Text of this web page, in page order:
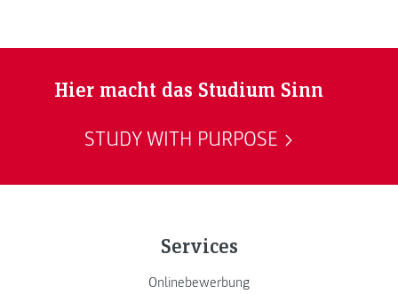
Hier macht das Studium Sinn
STUDY WITH PURPOSE
Services
Onlinebewerbung